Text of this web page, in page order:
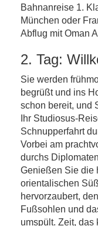
Bahnanreise 1.
München oder
Abflug mit Oman
2. Tag:
Sie werden
begrüßt und ins
schon bereit, und
Ihr Studiosus-
Schnupperfahrt
Vorbei am
durchs
Genießen Sie die
orientalischen
hervorzaubert,
Fußsohlen und
umspült. Zeit, das